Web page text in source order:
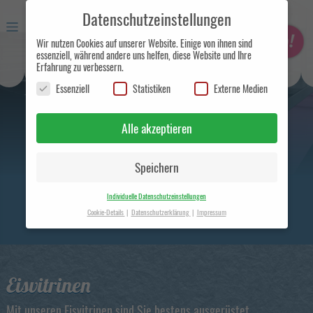
Handelsunternehmen in Berlin
Eisvitrinen
Datenschutzeinstellungen
Wir nutzen Cookies auf unserer Website. Einige von ihnen sind
essenziell, während andere uns helfen, diese Website und Ihre
Erfahrung zu verbessern.
Essenziell
Statistiken Externe Medien
Alle akzeptieren
Speichern
Individuelle Datenschutzeinstellungen
Cookie-Details
Datenschutzerklärung Impressum
Datenschutzeinstellungen
weitere Informationen anzeigen lassen und so nur bestimmte
Cookies auswählen.